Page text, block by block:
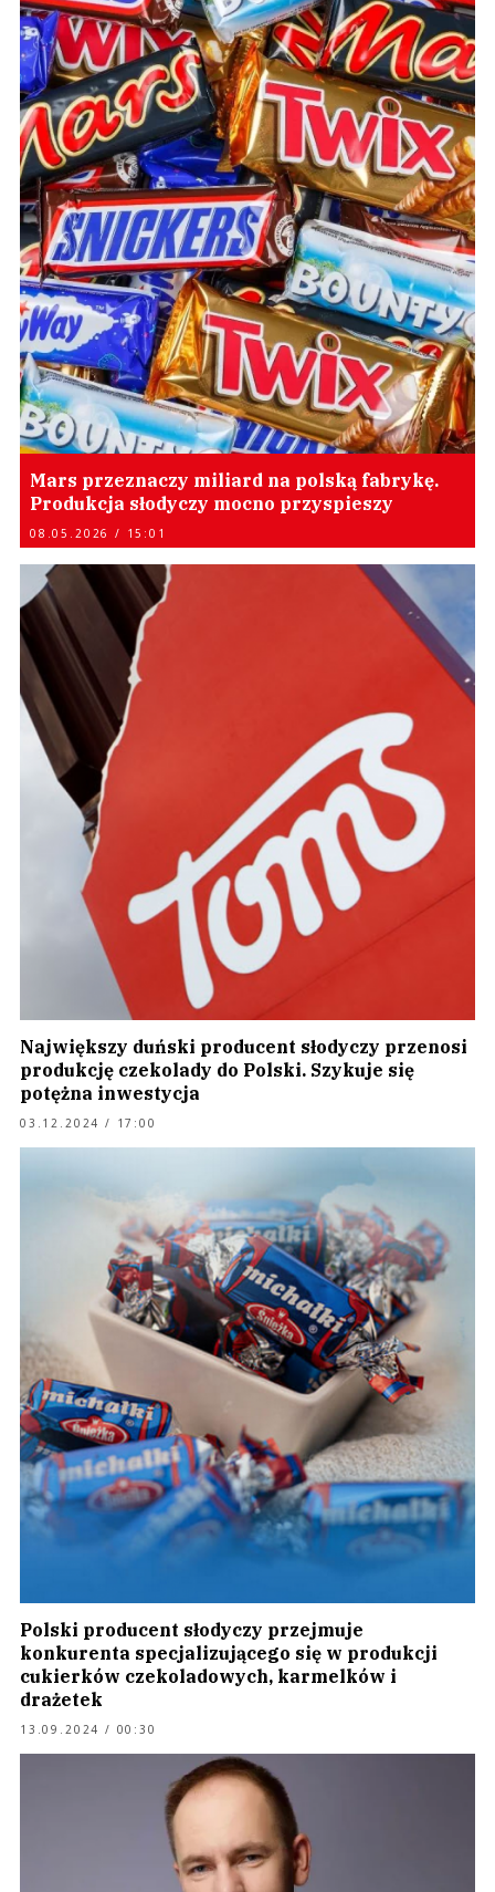
Mars przeznaczy miliard na polską fabrykę.
Produkcja słodyczy mocno przyspieszy
08.05.2026 / 15:01
Największy duński producent słodyczy przenosi
produkcję czekolady do Polski. Szykuje się
potężna inwestycja
03.12.2024 / 17:00
Polski producent słodyczy przejmuje
konkurenta specjalizującego się w produkcji
cukierków czekoladowych, karmelków i
drażetek
13.09.2024 / 00:30